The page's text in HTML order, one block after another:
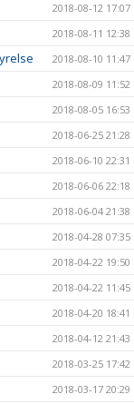
2018-08-12 17:07
2018-08-11 12:38
2018-08-10 11:47
2018-08-09 11:52
2018-08-05 16:53
2018-06-25 21:28
2018-06-10 22:31
2018-06-06 22:18
2018-06-04 21:38
2018-04-28 07:35
2018-04-22 19:50
2018-04-22 11:45
2018-04-20 18:41
2018-04-12 21:43
2018-03-25 17:42
2018-03-17 20:29